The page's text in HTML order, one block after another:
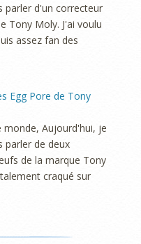
parler d'un correcteur
Tony Moly. J'ai voulu
assez fan des
Egg Pore de Tony
monde, Aujourd'hui, je
parler de deux
de la marque Tony
craqué sur